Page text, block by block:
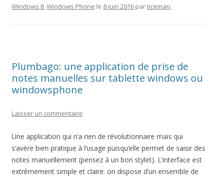
Windows 8,Windows Phone le 8 juin 2016 particeman.
Plumbago: une application de prise de
notes manuelles sur tablette windows ou
windowsphone
Laisser un commentaire
Une application qui n’a rien de révolutionnaire mais qui
s’avère bien pratique à l’usage puisqu’elle permet de saisir des
notes manuellement (pensez à un bon stylet). L’interface est
extrêmement simple et claire. on dispose d’un ensemble de